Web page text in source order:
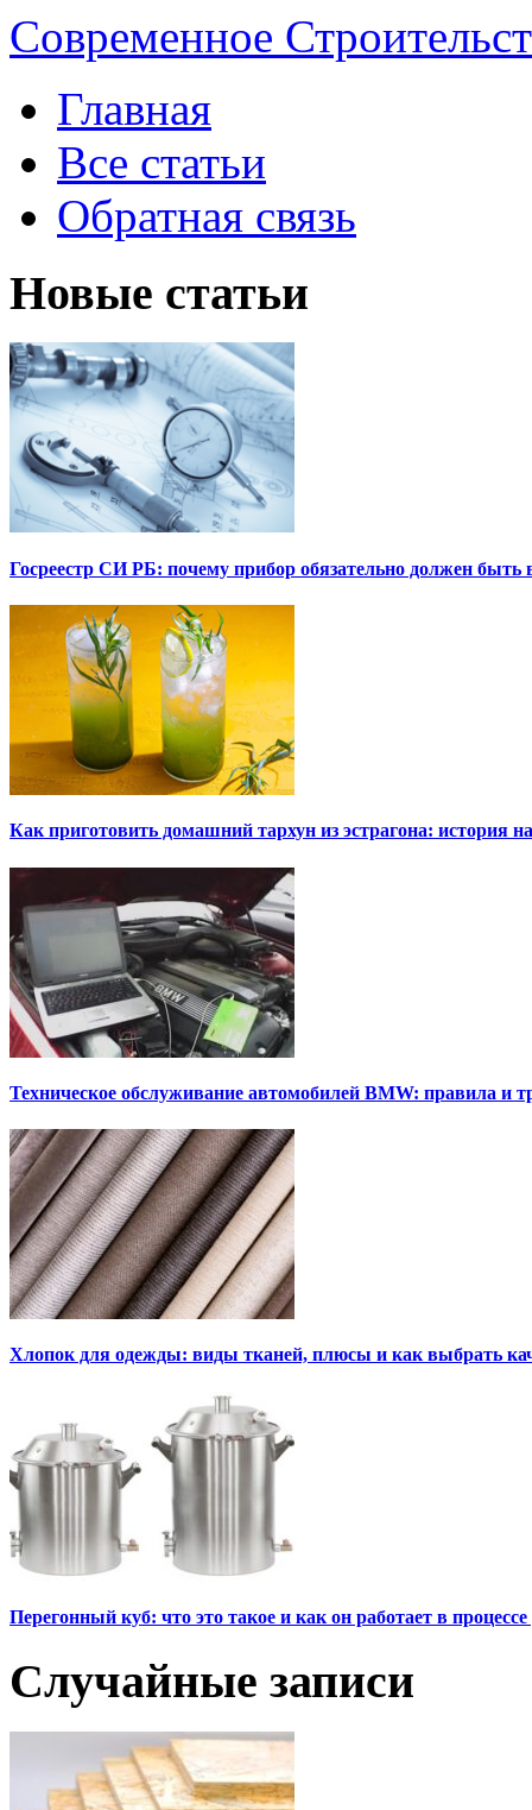
Современное
Главная
Все статьи
Обратная связь
Новые статьи
Госреестр СИ РБ: почему прибор обязательно должен быть
Как приготовить домашний тархун из эстрагона: история
Техническое обслуживание автомобилей BMW: правила и
Хлопок для одежды: виды тканей, плюсы и как выбрать
Перегонный куб: что это такое и как он работает в
Случайные записи